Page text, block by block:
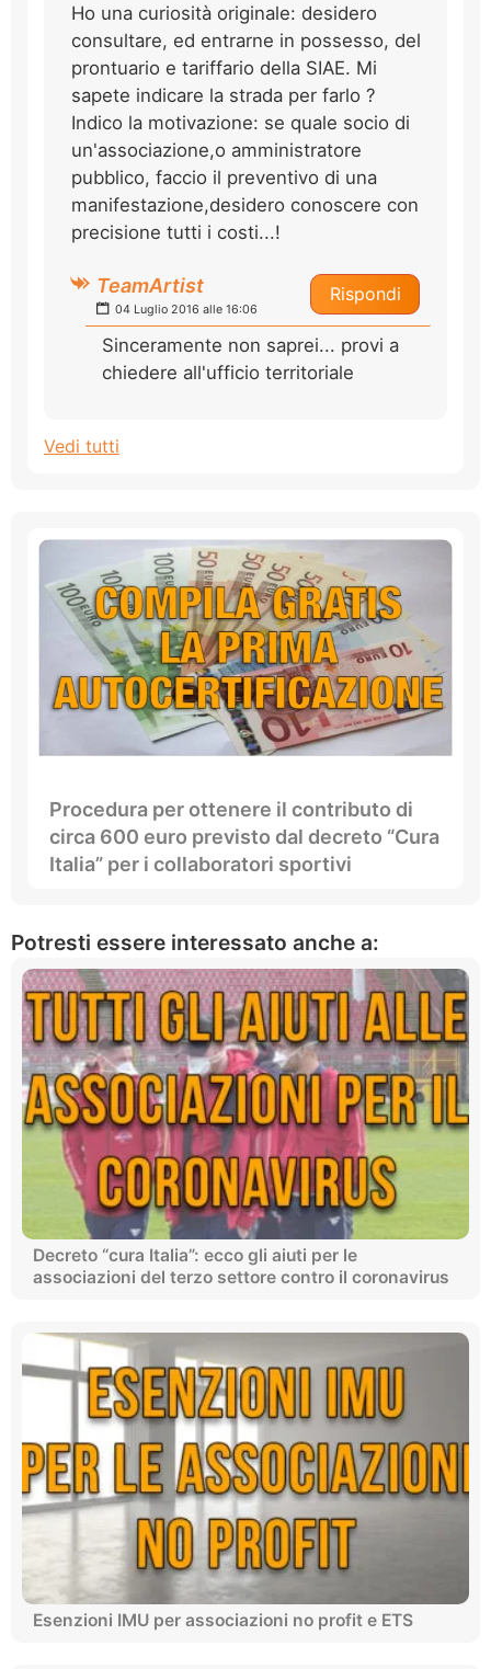
Ho una curiosità originale: desidero
consultare, ed entrarne in possesso, del
prontuario e tariffario della SIAE. Mi
sapete indicare la strada per farlo ?
Indico la motivazione: se quale socio di
un'associazione,o amministratore
pubblico, faccio il preventivo di una
manifestazione,desidero conoscere con
precisione tutti i costi...!
Rispondi
TeamArtist
04 Luglio 2016 alle 16:06
Sinceramente non saprei... provi a
chiedere all'ufficio territoriale
Vedi tutti
Procedura per ottenere il contributo di
circa 600 euro previsto dal decreto “Cura
Italia” per i collaboratori sportivi
Potresti essere interessato anche a:
Decreto “cura Italia”: ecco gli aiuti per le
associazioni del terzo settore contro il coronavirus
Esenzioni IMU per associazioni no profit e ETS